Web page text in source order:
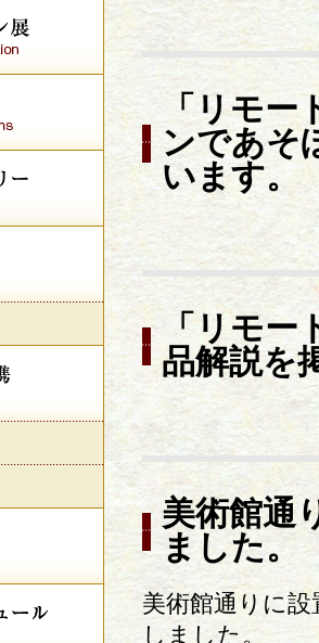
「リモ
ンであそ
います。
「リモ
品解説を
美術館通
ました。
美術館通りに
しました。